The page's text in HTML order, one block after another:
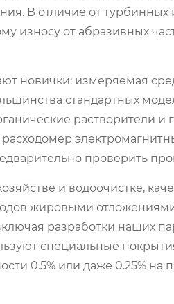
В отличие от турбинных
износу от абразивных
новички: измеряемая
стандартных
растворители и
расходомер
проверить
и водоочистке,
жировыми
разработки наших
специальные
0.5% или даже 0.25% на